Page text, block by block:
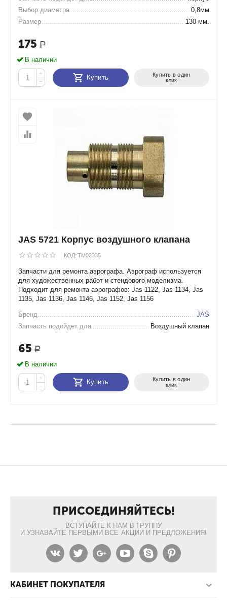
Выбор диаметра
0,8мм
Размер
130 мм.
175 Р
В наличии
+
−
Купить
Купить в один
клик
JAS 5721 Корпус воздушного клапана
КОД: TM02335
Запчасти для ремонта аэрографа. Аэрограф используется
для художественных работ и стендового моделизма.
Подходит для ремонта аэрографов: Jas 1122, Jas 1134, Jas
1135, Jas 1136, Jas 1146, Jas 1152, Jas 1156
Бренд
JAS
Запчасть подойдет для
Воздушный клапан
65 Р
В наличии
+
−
Купить
Купить в один
клик
ПРИСОЕДИНЯЙТЕСЬ!
ВСТУПАЙТЕ К НАМ В ГРУППУ
И УЗНАВАЙТЕ ПЕРВЫМИ ВСЕ АКЦИИ И ПРЕДЛОЖЕНИЯ!
КАБИНЕТ ПОКУПАТЕЛЯ